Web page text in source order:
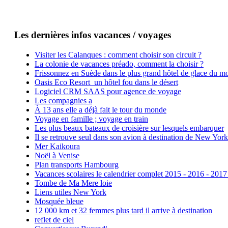
Les dernières infos vacances / voyages
Visiter les Calanques : comment choisir son circuit ?
La colonie de vacances préado, comment la choisir ?
Frissonnez en Suède dans le plus grand hôtel de glace du
Oasis Eco Resort un hôtel fou dans le désert
Logiciel CRM SAAS pour agence de voyage
Les compagnies a
À 13 ans elle a déjà fait le tour du monde
Voyage en famille ; voyage en train
Les plus beaux bateaux de croisière sur lesquels embarquer
Il se retrouve seul dans son avion à destination de New York
Mer Kaikoura
Noël à Venise
Plan transports Hambourg
Vacances scolaires le calendrier complet 2015 - 2016 -
Tombe de Ma Mere loie
Liens utiles New York
Mosquée bleue
12 000 km et 32 femmes plus tard il arrive à destination
reflet de ciel